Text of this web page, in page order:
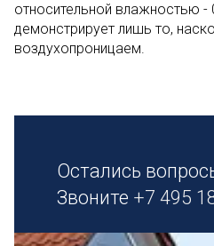
относительной влажностью -
демонстрирует лишь то,
воздухопроницаем.
Остались
Звоните +7 495